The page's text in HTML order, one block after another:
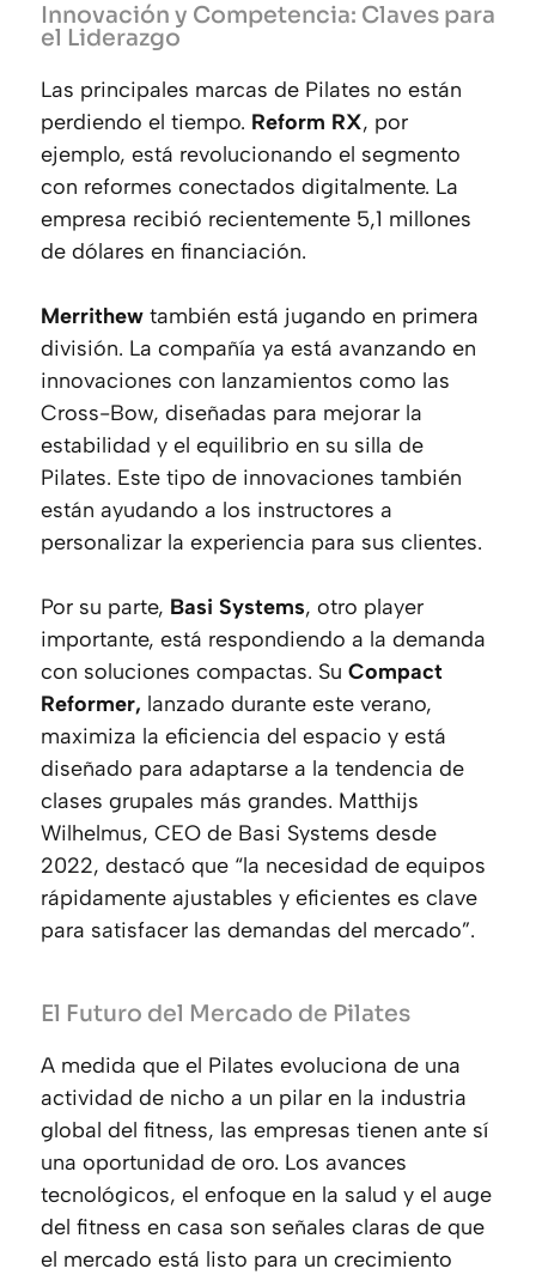
Innovación y Competencia: Claves para
el Liderazgo
Las principales marcas de Pilates no están
perdiendo el tiempo. Reform RX, por
ejemplo, está revolucionando el segmento
con reformes conectados digitalmente. La
empresa recibió recientemente 5,1 millones
de dólares en financiación.
Merrithew también está jugando en primera
división. La compañía ya está avanzando en
innovaciones con lanzamientos como las
Cross-Bow, diseñadas para mejorar la
estabilidad y el equilibrio en su silla de
Pilates. Este tipo de innovaciones también
están ayudando a los instructores a
personalizar la experiencia para sus clientes.
Por su parte, Basi Systems, otro player
importante, está respondiendo a la demanda
con soluciones compactas. Su Compact
Reformer, lanzado durante este verano,
maximiza la eficiencia del espacio y está
diseñado para adaptarse a la tendencia de
clases grupales más grandes. Matthijs
Wilhelmus, CEO de Basi Systems desde
2022, destacó que “la necesidad de equipos
rápidamente ajustables y eficientes es clave
para satisfacer las demandas del mercado”.
El Futuro del Mercado de Pilates
A medida que el Pilates evoluciona de una
actividad de nicho a un pilar en la industria
global del fitness, las empresas tienen ante sí
una oportunidad de oro. Los avances
tecnológicos, el enfoque en la salud y el auge
del fitness en casa son señales claras de que
el mercado está listo para un crecimiento